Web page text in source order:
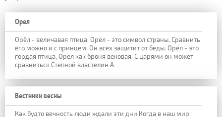
Орел
Орёл - величавая птица, Орёл - это символ страны. Сравнить
его можно и с принцем, Он всех защитит от беды. Орёл - это
гордая птица, Орёл как броня вековая, С царями он может
сравниться Степной властелин А
Вестники весны
Как будто вечность люди ждали эти дни,Когда в наш мир